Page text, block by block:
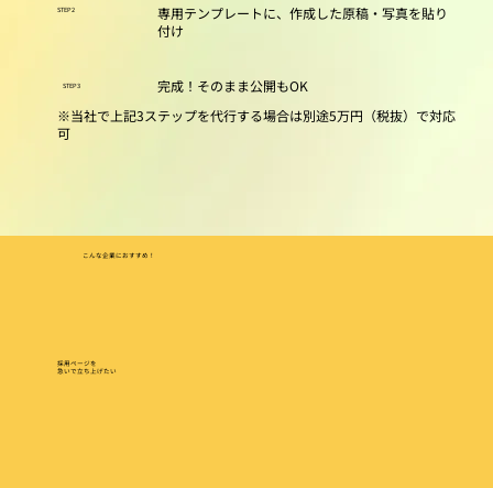
STEP2
専用テンプレートに、作成した原稿・写真を貼り
付け
STEP3
完成！そのまま公開もOK
※当社で上記3ステップを代行する場合は別途5万円（税抜）で対応
可
こんな企業におすすめ！
採用ページを
急いで立ち上げたい